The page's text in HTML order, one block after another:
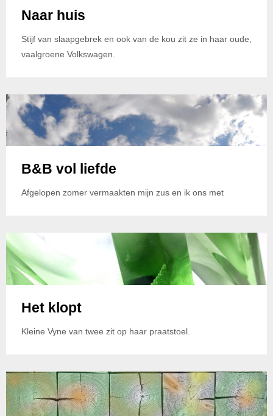
Naar huis
Stijf van slaapgebrek en ook van de kou zit ze in haar oude,
vaalgroene Volkswagen.
B&B vol liefde
Afgelopen zomer vermaakten mijn zus en ik ons met
Het klopt
Kleine Vyne van twee zit op haar praatstoel.